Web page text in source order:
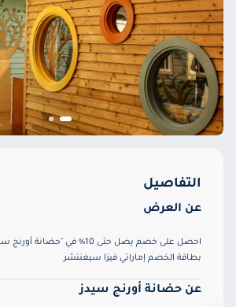
التفاصيل
عن العرض
احصل على خصم يصل حتى 10% في
بطاقة الخصم إماراتي فيزا سيغنتشر
عن حضانة أورنج سيدز